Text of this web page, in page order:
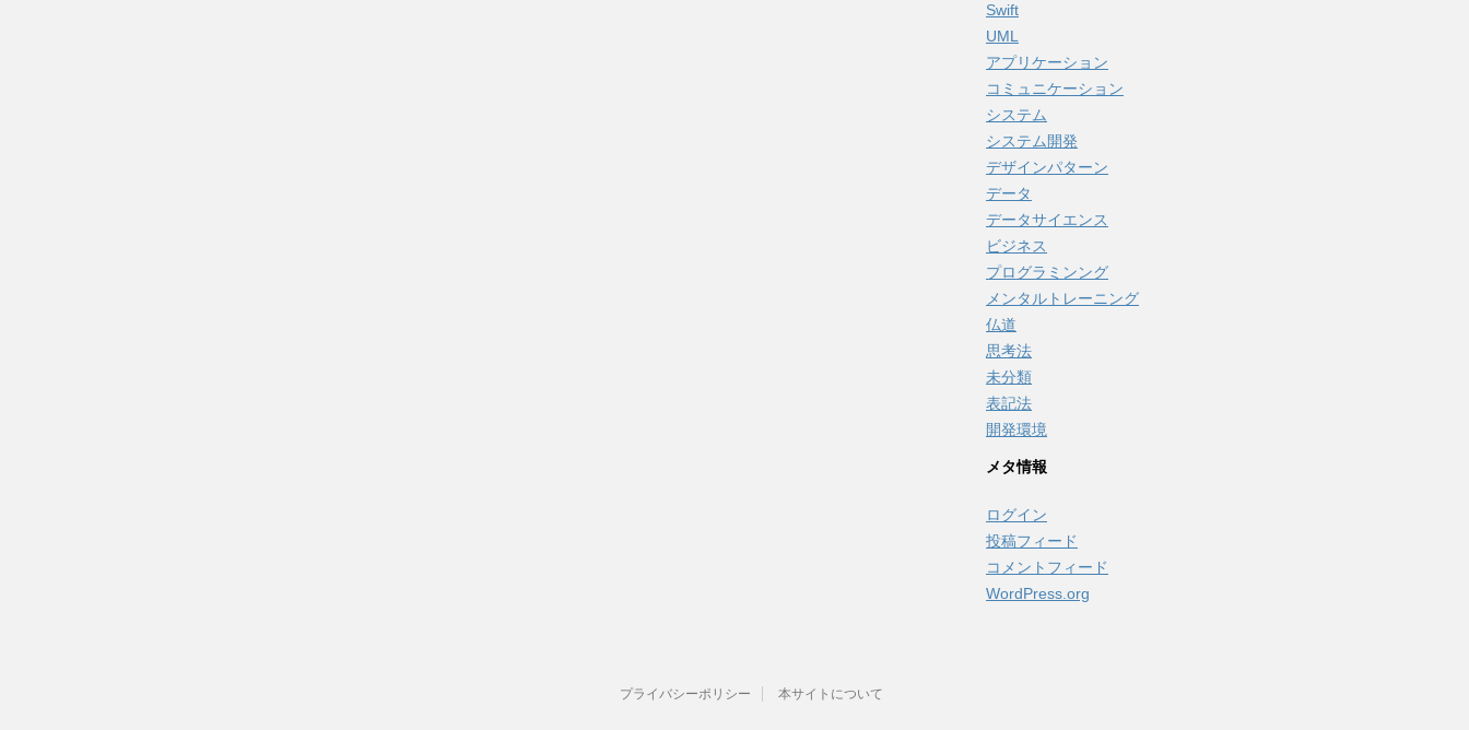
Swift
UML
アプリケーション
コミュニケーション
システム
システム開発
デザインパターン
データ
データサイエンス
ビジネス
プログラミンング
メンタルトレーニング
仏道
思考法
未分類
表記法
開発環境
メタ情報
ログイン
投稿フィード
コメントフィード
WordPress.org
プライバシーポリシー 本サイトについて